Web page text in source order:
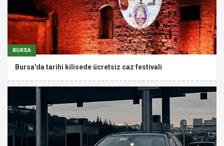
BURSA
Bursa'da tarihi kilisede ücretsiz caz festivali